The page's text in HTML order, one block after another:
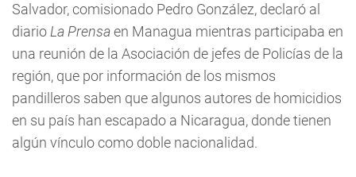
Salvador, comisionado Pedro González, declaró al
diario La Prensaen Managua mientras participaba en
una reunión de la Asociación de jefes de Policías de la
región, que por información de los mismos
pandilleros saben que algunos autores de homicidios
en su país han escapado a Nicaragua, donde tienen
algún vínculo como doble nacionalidad.